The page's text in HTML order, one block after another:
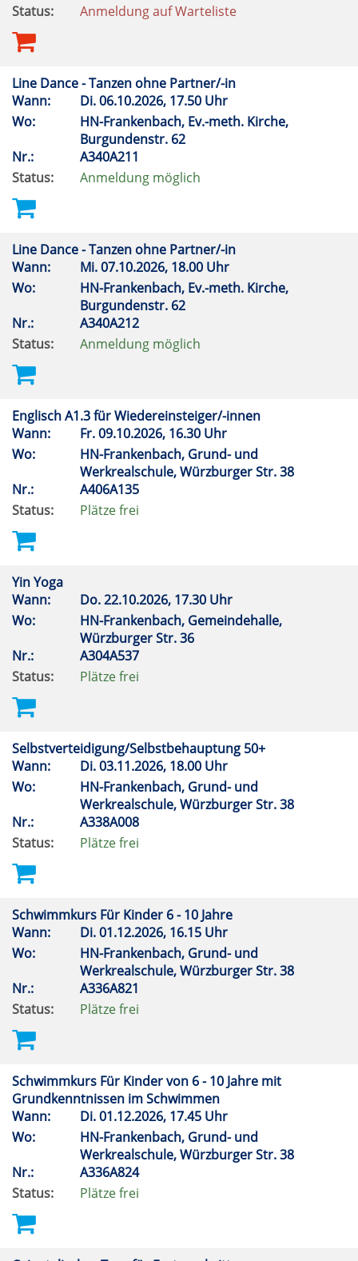
Status:
Anmeldung auf Warteliste
Line Dance - Tanzen ohne Partner/-in
Wann:
Di.06.10.2026, 17.50 Uhr
Wo:
HN-Frankenbach, Ev.-meth. Kirche,
Burgundenstr. 62
Nr.:
A340A211
Status:
Anmeldung möglich
Line Dance - Tanzen ohne Partner/-in
Wann:
Mi.07.10.2026, 18.00 Uhr
Wo:
HN-Frankenbach, Ev.-meth. Kirche,
Burgundenstr. 62
Nr.:
A340A212
Status:
Anmeldung möglich
Englisch A1.3 für Wiedereinsteiger/-innen
Wann:
Fr.09.10.2026, 16.30 Uhr
Wo:
HN-Frankenbach, Grund- und
Werkrealschule, Würzburger Str. 38
Nr.:
A406A135
Status:
Plätze frei
Yin Yoga
Wann:
Do.22.10.2026, 17.30 Uhr
Wo:
HN-Frankenbach, Gemeindehalle,
Würzburger Str. 36
Nr.:
A304A537
Status:
Plätze frei
Selbstverteidigung/Selbstbehauptung 50+
Wann:
Di.03.11.2026, 18.00 Uhr
Wo:
HN-Frankenbach, Grund- und
Werkrealschule, Würzburger Str. 38
Nr.:
A338A008
Status:
Plätze frei
Schwimmkurs Für Kinder 6 - 10 Jahre
Wann:
Di.01.12.2026, 16.15 Uhr
Wo:
HN-Frankenbach, Grund- und
Werkrealschule, Würzburger Str. 38
Nr.:
A336A821
Status:
Plätze frei
Schwimmkurs Für Kinder von 6 - 10 Jahre mit
Grundkenntnissen im Schwimmen
Wann:
Di.01.12.2026, 17.45 Uhr
Wo:
HN-Frankenbach, Grund- und
Werkrealschule, Würzburger Str. 38
Nr.:
A336A824
Status:
Plätze frei